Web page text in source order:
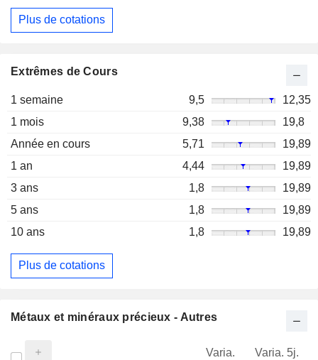
Plus de cotations
Extrêmes de Cours
1 semaine 9,5
12,35
1 mois
9,38
19,8
Année en cours
5,71
19,89
1 an
4,44
19,89
3 ans
1,8
19,89
5 ans
1,8
19,89
10 ans
1,8 19,89
Plus de cotations
Métaux et minéraux précieux - Autres
Varia. Varia. 5j.